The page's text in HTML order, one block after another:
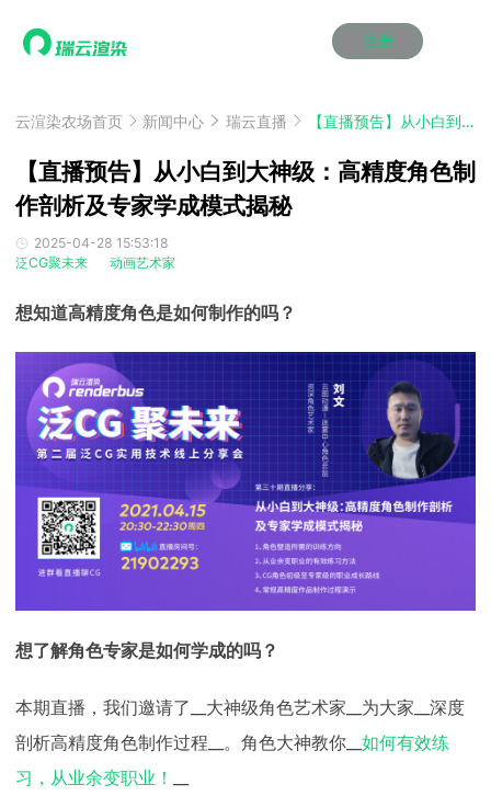
注册
效果图渲染
云制作
云渲染管理系统
瑞兔百宝箱
效果图渲染
云制作
云渲染管理系统
瑞兔百宝箱
效果图渲染
云制作
云渲染管理系统
瑞兔百宝箱
效果图渲染
云制作
云渲染管理系统
瑞兔百宝箱
效果图渲染
云制作
云渲染管理系统
瑞兔百宝箱
效果图渲染
云制作
云渲染管理系统
瑞兔百宝箱
解决方案
3ds Max云渲染方案
Blender 云渲染方案
Maya AI渲染方案
3ds Max云渲染方案
Blender 云渲染方案
Maya AI渲染方案
3ds Max云渲染方案
Blender 云渲染方案
Maya AI渲染方案
3ds Max云渲染方案
Blender 云渲染方案
Maya AI渲染方案
3ds Max云渲染方案
Blender 云渲染方案
Maya AI渲染方案
3ds Max云渲染方案
Blender 云渲染方案
Maya AI渲染方案
价格
动画价格
云制作价格
动画价格
云制作价格
动画价格
云制作价格
动画价格
云制作价格
动画价格
云制作价格
动画价格
云制作价格
案例
资讯&赛事
新闻资讯
渲染百科
渲染大赛
泛CG交流会
新闻资讯
渲染百科
渲染大赛
泛CG交流会
新闻资讯
渲染百科
渲染大赛
泛CG交流会
新闻资讯
渲染百科
渲染大赛
泛CG交流会
新闻资讯
渲染百科
渲染大赛
泛CG交流会
新闻资讯
渲染百科
渲染大赛
泛CG交流会
特惠专区
云渲染优惠攻略
青云平台
云渲染优惠攻略
青云平台
云渲染优惠攻略
青云平台
云渲染优惠攻略
青云平台
云渲染优惠攻略
青云平台
云渲染优惠攻略
青云平台
关于我们
下载动画客户端
效果图客户端
动画客户端
效果图客户端
动画客户端
效果图客户端
动画客户端
效果图客户端
动画客户端
效果图客户端
动画客户端
效果图客户端
帮助/教程
云渲染农场首页 新闻中心 瑞云直播 【直播预告】从小白到大神级：高精度角色制作剖析及专家学成模式揭秘
【直播预告】从小白到大神级：高精度角色制
作剖析及专家学成模式揭秘
2025-04-28 15:53:18
泛CG聚未来
动画艺术家
想知道高精度角色是如何制作的吗？
想了解角色专家是如何学成的吗？
本期直播，我们邀请了__大神级角色艺术家__为大家__深度
剖析高精度角色制作过程__。角色大神教你__ 如何有效练
习，从业余变职业！